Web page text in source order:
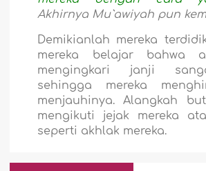
Akhirnya Mu`awiyah pun
Demikianlah mereka
mereka belajar bahwa
mengingkari janji
sehingga mereka
menjauhinya. Alangkah
mengikuti jejak mereka
seperti akhlak mereka.